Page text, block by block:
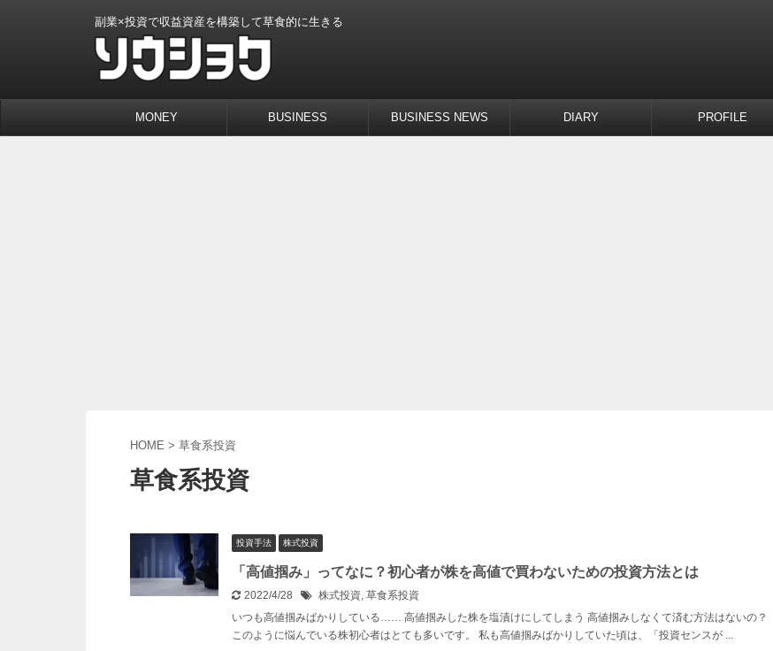
副業×投資で収益資産を構築して草食的に生きる
MONEY BUSINESS BUSINESS NEWS DIARY PROFILE
HOME > 草食系投資
草食系投資
投資手法 株式投資
「高値掴み」ってなに？初心者が株を高値で買わないための投資方法とは
2022/4/28 株式投資, 草食系投資
いつも高値掴みばかりしている…… 高値掴みした株を塩漬けにしてしまう 高値掴みしなくて済む方法はないの？
このように悩んでいる株初心者はとても多いです。 私も高値掴みばかりしていた頃は、「投資センスが ...